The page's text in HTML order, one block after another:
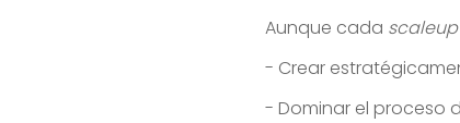
Aunque cada scaleup
- Crear
- Dominar el proceso